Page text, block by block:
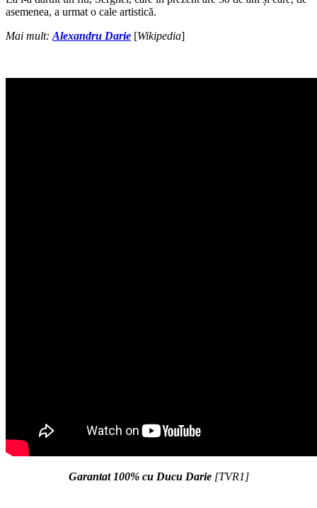
asemenea, a urmat o cale artistică.
Mai mult: Alexandru Darie [Wikipedia]
Garantat 100% cu Ducu Darie[TVR1]